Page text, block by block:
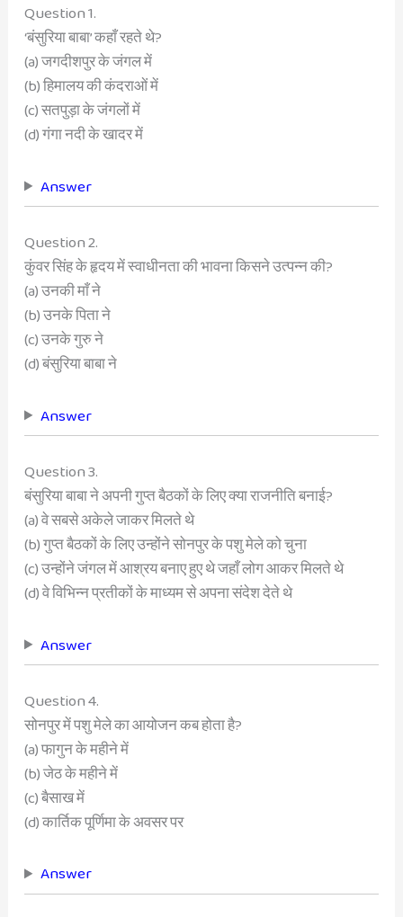
Question 1.
‘बंसुरिया बाबा’ कहाँ रहते थे?
(a) जगदीशपुर के जंगल में
(b) हिमालय की कंदराओं में
(c) सतपुड़ा के जंगलों में
(d) गंगा नदी के खादर में
Answer
Question 2.
कुंवर सिंह के हृदय में स्वाधीनता की भावना किसने उत्पन्न की?
(a) उनकी माँ ने
(b) उनके पिता ने
(c) उनके गुरु ने
(d) बंसुरिया बाबा ने
Answer
Question 3.
बंसुरिया बाबा ने अपनी गुप्त बैठकों के लिए क्या राजनीति बनाई?
(a) वे सबसे अकेले जाकर मिलते थे
(b) गुप्त बैठकों के लिए उन्होंने सोनपुर के पशु मेले को चुना
(c) उन्होंने जंगल में आश्रय बनाए हुए थे जहाँ लोग आकर मिलते थे
(d) वे विभिन्न प्रतीकों के माध्यम से अपना संदेश देते थे
Answer
Question 4.
सोनपुर में पशु मेले का आयोजन कब होता है?
(a) फागुन के महीने में
(b) जेठ के महीने में
(c) बैसाख में
(d) कार्तिक पूर्णिमा के अवसर पर
Answer